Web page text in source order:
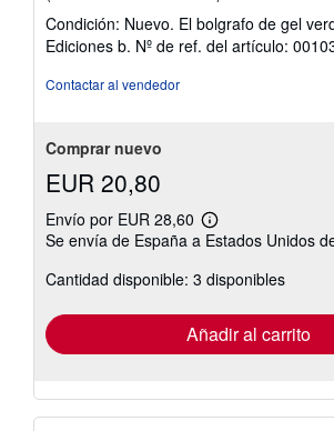
del
vendedor:
5
Condición: Nuevo. El bolgrafo de gel
Ediciones b. Nº de ref. del artículo:
Contactar al vendedor
Comprar nuevo
EUR 20,80
Envío por EUR 28,60
Más
información
las
tarifas
envío
Se envía de España a Estados Unidos
Cantidad disponible: 3 disponibles
Añadir al carrito